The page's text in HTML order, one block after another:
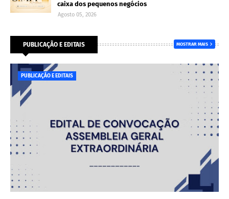
caixa dos pequenos negócios
Agosto 05, 2026
PUBLICAÇÃO E EDITAIS MOSTRAR MAIS
PUBLICAÇÃO E EDITAIS